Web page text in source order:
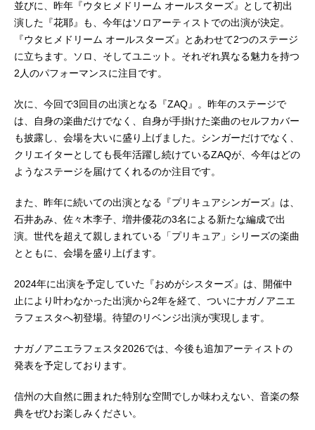
並びに、昨年『ウタヒメドリーム オールスターズ』として初出
演した『花耶』も、今年はソロアーティストでの出演が決定。
『ウタヒメドリーム オールスターズ』とあわせて2つのステージ
に立ちます。ソロ、そしてユニット。それぞれ異なる魅力を持つ
2人のパフォーマンスに注目です。
次に、今回で3回目の出演となる『ZAQ』。昨年のステージで
は、自身の楽曲だけでなく、自身が手掛けた楽曲のセルフカバー
も披露し、会場を大いに盛り上げました。シンガーだけでなく、
クリエイターとしても長年活躍し続けているZAQが、今年はどの
ようなステージを届けてくれるのか注目です。
また、昨年に続いての出演となる『プリキュアシンガーズ』は、
石井あみ、佐々木李子、増井優花の3名による新たな編成で出
演。世代を超えて親しまれている「プリキュア」シリーズの楽曲
とともに、会場を盛り上げます。
2024年に出演を予定していた『おめがシスターズ』は、開催中
止により叶わなかった出演から2年を経て、ついにナガノアニエ
ラフェスタへ初登場。待望のリベンジ出演が実現します。
ナガノアニエラフェスタ2026では、今後も追加アーティストの
発表を予定しております。
信州の大自然に囲まれた特別な空間でしか味わえない、音楽の祭
典をぜひお楽しみください。